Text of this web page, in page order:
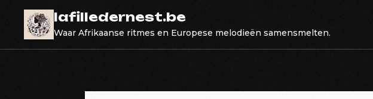
content
lafilledernest.be
Waar Afrikaanse ritmes en Europese melodieën samensmelten.